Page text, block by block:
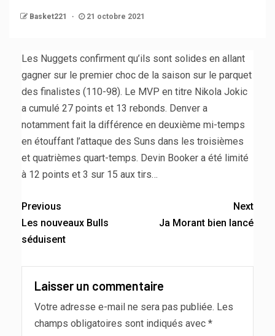
Basket221 21 octobre 2021
Les Nuggets confirment qu’ils sont solides en allant
gagner sur le premier choc de la saison sur le parquet
des finalistes (110-98). Le MVP en titre Nikola Jokic
a cumulé 27 points et 13 rebonds. Denver a
notamment fait la différence en deuxième mi-temps
en étouffant l’attaque des Suns dans les troisièmes
et quatrièmes quart-temps. Devin Booker a été limité
à 12 points et 3 sur 15 aux tirs…
Previous
Les nouveaux Bulls
séduisent
Next
Ja Morant bien lancé
Laisser un commentaire
Votre adresse e-mail ne sera pas publiée. Les
champs obligatoires sont indiqués avec *